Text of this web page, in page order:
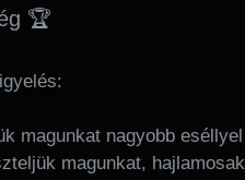
🏆
magunkat nagyobb
magunkat,